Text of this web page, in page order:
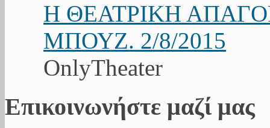
Η ΘΕΑΤΡΙΚΗ
ΜΠΟΥΖ. 2/8/2015
OnlyTheater
Επικοινωνήστε μαζί μας